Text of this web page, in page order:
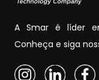
A Smar é líder
Conheça e siga